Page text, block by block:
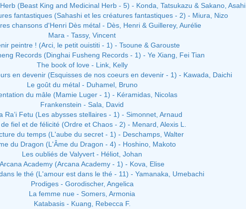
(Beast King and Medicinal Herb - 5) - Konda, Tatsukazu & Sakano, Asahi
fantastiques (Sahashi et les créatures fantastiques - 2) - Miura, Nizo
chansons d'Henri Dès métal - Dès, Henri & Guillerey, Aurélie
Mara - Tassy, Vincent
peintre ! (Arci, le petit ouistiti - 1) - Tsoune & Garouste
Records (Dinghai Fusheng Records - 1) - Ye Xiang, Fei Tian
The book of love - Link, Kelly
en devenir (Esquisses de nos coeurs en devenir - 1) - Kawada, Daichi
Le goût du métal - Duhamel, Bruno
du mâle (Mamie Luger - 1) - Kéramidas, Nicolas
Frankenstein - Sala, David
Ra’i Fetu (Les abysses stellaires - 1) - Simonnet, Arnaud
fiel et de félicité (Ordre et Chaos - 2) - Menard, Alexis L.
du temps (L'aube du secret - 1) - Deschamps, Walter
du Dragon (L'Âme du Dragon - 4) - Hoshino, Makoto
Les oubliés de Valyvert - Héliot, Johan
Arcana Academy (Arcana Academy - 1) - Kova, Elise
le thé (L'amour est dans le thé - 11) - Yamanaka, Umebachi
Prodiges - Gorodischer, Angelica
La femme nue - Somers, Armonia
Katabasis - Kuang, Rebecca F.